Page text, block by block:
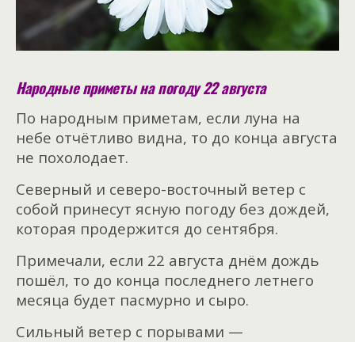
Народные приметы на погоду 22 августа
По народным приметам, если луна на
небе отчётливо видна, то до конца августа
не похолодает.
Северный и северо-восточный ветер с
собой принесут ясную погоду без дождей,
которая продержится до сентября.
Примечали, если 22 августа днём дождь
пошёл, то до конца последнего летнего
месяца будет пасмурно и сыро.
Сильный ветер с порывами —